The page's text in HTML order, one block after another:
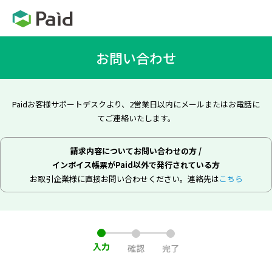
お問い合わせ
Paidお客様サポートデスクより、2営業日以内にメールまたはお電話に
てご連絡いたします。
請求内容についてお問い合わせの方/
インボイス帳票がPaid以外で発行されている方
お取引企業様に直接お問い合わせください。 連絡先はこちら
入力 確認 完了